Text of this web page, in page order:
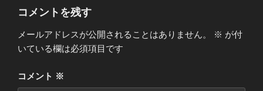
コメントを残す
メールアドレスが公開されることはありません。 ※ が付
いている欄は必須項目です
コメント ※